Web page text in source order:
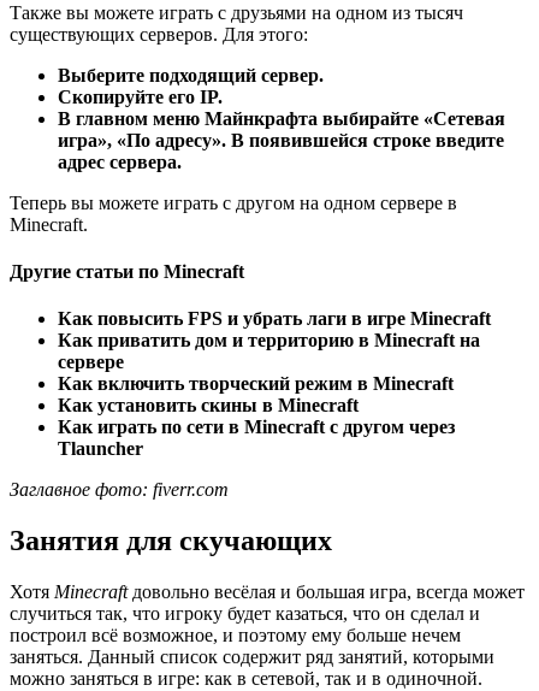
Также вы можете играть с друзьями на одном из тысяч
существующих серверов. Для этого:
Выберите подходящий сервер.
Скопируйте его IP.
В главном меню Майнкрафта выбирайте «Сетевая
игра», «По адресу». В появившейся строке введите
адрес сервера.
Теперь вы можете играть с другом на одном сервере в
Minecraft.
Другие статьи по Minecraft
Как повысить FPS и убрать лаги в игре Minecraft
Как приватить дом и территорию в Minecraft на
сервере
Как включить творческий режим в Minecraft
Как установить скины в Minecraft
Как играть по сети в Minecraft с другом через
Tlauncher
Заглавное фото: fiverr.com
Занятия для скучающих
Хотя Minecraftдовольно весёлая и большая игра, всегда может
случиться так, что игроку будет казаться, что он сделал и
построил всё возможное, и поэтому ему больше нечем
заняться. Данный список содержит ряд занятий, которыми
можно заняться в игре: как в сетевой, так и в одиночной.